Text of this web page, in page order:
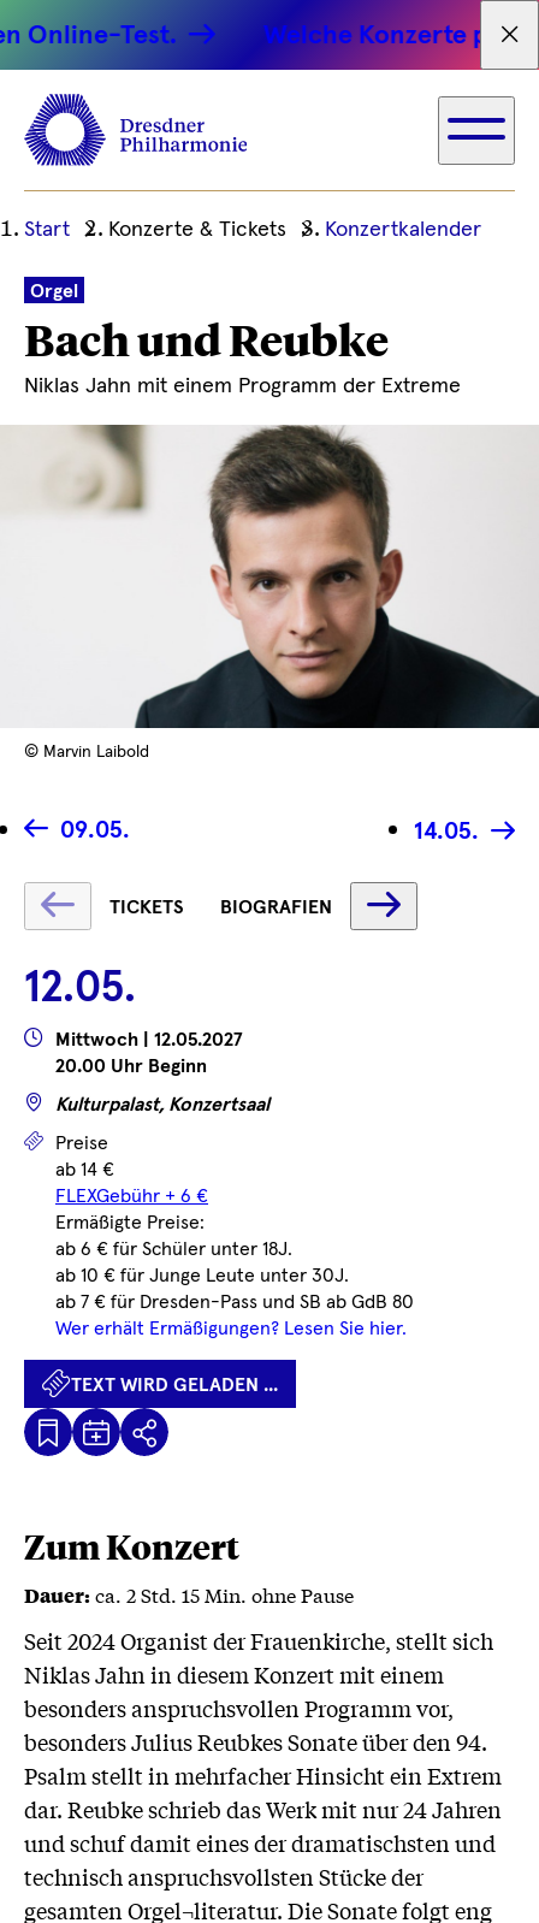
Test. Welche Konzerte passen
Ihre
Position
Start Konzerte & Tickets Konzertkalender
Orgel
Bach und Reubke
Niklas Jahn mit einem Programm der Extreme
© Marvin Laibold
09.05. 14.05.
Text
wird
geladen
...
TICKETS BIOGRAFIEN
wird
12.05.
Wann
Mittwoch | 12.05.2027
20.00 Uhr Beginn
WoKulturpalast, Konzertsaal
Preise
Preise
ab 14 €
FLEXGebühr + 6 €
Ermäßigte Preise:
ab 6 € für Schüler unter 18J.
ab 10 € für Junge Leute unter 30J.
ab 7 € für Dresden-Pass und SB ab GdB 80
Wer erhält Ermäßigungen? Lesen Sie hier.
TEXT WIRD GELADEN ...
TextKalenderdatei
Teilen
Zum Konzert
Dauer:ca. 2 Std. 15 Min. ohne Pause
Seit 2024 Organist der Frauenkirche, stellt sich
Niklas Jahn in diesem Konzert mit einem
besonders anspruchsvollen Programm vor,
besonders Julius Reubkes Sonate über den 94.
Psalm stellt in mehrfacher Hinsicht ein Extrem
dar. Reubke schrieb das Werk mit nur 24 Jahren
und schuf damit eines der dramatischsten und
technisch anspruchsvollsten Stücke der
gesamten Orgel¬literatur. Die Sonate folgt eng